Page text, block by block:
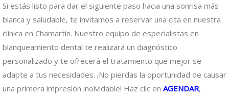
Si estás listo para dar el siguiente paso hacia una sonrisa más
blanca y saludable, te invitamos a reservar una cita en nuestra
clínica en Chamartín. Nuestro equipo de especialistas en
blanqueamiento dental te realizará un diagnóstico
personalizado y te ofrecerá el tratamiento que mejor se
adapte a tus necesidades. ¡No pierdas la oportunidad de causar
una primera impresión inolvidable! Haz clic en AGENDAR,